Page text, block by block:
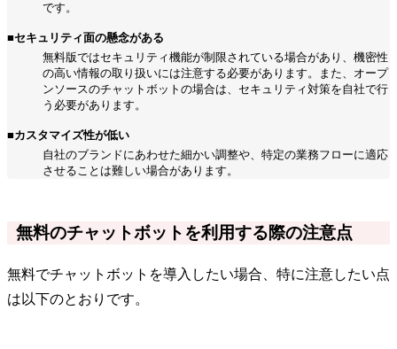
です。
■セキュリティ面の懸念がある
無料版ではセキュリティ機能が制限されている場合があり、機密性
の高い情報の取り扱いには注意する必要があります。また、オープ
ンソースのチャットボットの場合は、セキュリティ対策を自社で行
う必要があります。
■カスタマイズ性が低い
自社のブランドにあわせた細かい調整や、特定の業務フローに適応
させることは難しい場合があります。
無料のチャットボットを利用する際の注意点
無料でチャットボットを導入したい場合、特に注意したい点
は以下のとおりです。